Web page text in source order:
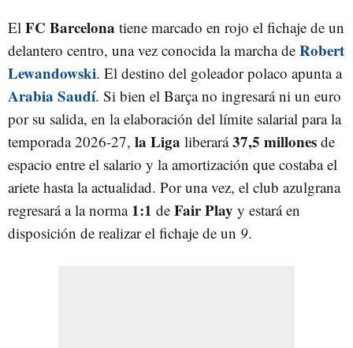
El FC Barcelona tiene marcado en rojo el fichaje de un
delantero centro, una vez conocida la marcha de Robert
Lewandowski. El destino del goleador polaco apunta a
Arabia Saudí. Si bien el Barça no ingresará ni un euro
por su salida, en la elaboración del límite salarial para la
temporada 2026-27, la Liga liberará37,5 millones de
espacio entre el salario y la amortización que costaba el
ariete hasta la actualidad. Por una vez, el club azulgrana
regresará a la norma 1:1 de Fair Play y estará en
disposición de realizar el fichaje de un 9.